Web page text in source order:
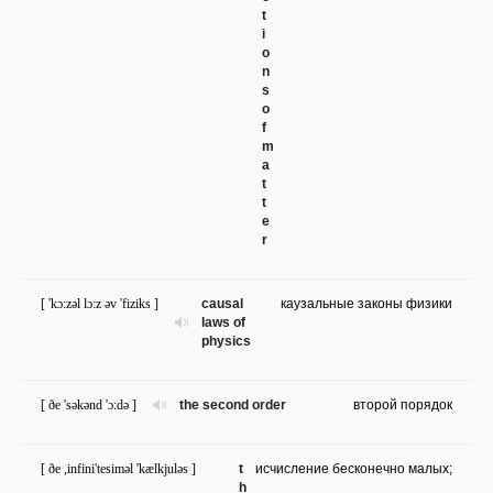
t
i
o
n
s
o
f
m
a
t
t
e
r
causal
laws of
physics
[ 'kɔ:zəl lɔ:z əv 'fiziks ] каузальные законы физики
the second order
[ ðe 'səkənd 'ɔ:də ] второй порядок
t
h
[ ðe ,infini'tesiməl 'kælkjuləs ] исчисление бесконечно малых;